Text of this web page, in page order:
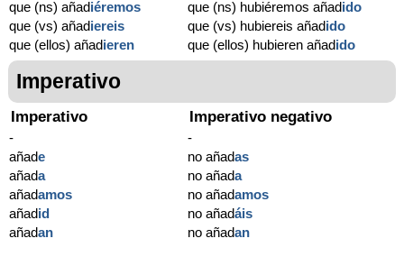
que (ns) añadiéremos
que (vs) añadiereis
que (ellos) añadieren
que (ns) hubiéremos añadido
que (vs) hubiereis añadido
que (ellos) hubieren añadido
Imperativo
Imperativo
-
añade
añada
añadamos
añadid
añadan
Imperativo negativo
-
no añadas
no añada
no añadamos
no añadáis
no añadan